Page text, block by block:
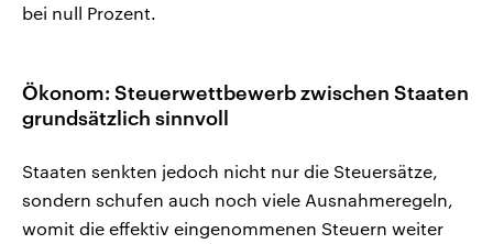
bei null Prozent.
Ökonom: Steuerwettbewerb zwischen Staaten
grundsätzlich sinnvoll
Staaten senkten jedoch nicht nur die Steuersätze,
sondern schufen auch noch viele Ausnahmeregeln,
womit die effektiv eingenommenen Steuern weiter